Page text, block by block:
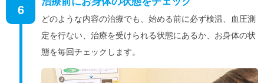
6
どのような内容の治療でも、始める前に必ず検温、血圧測
定を行ない、治療を受けられる状態にあるか、お身体の状
態を毎回チェックします。